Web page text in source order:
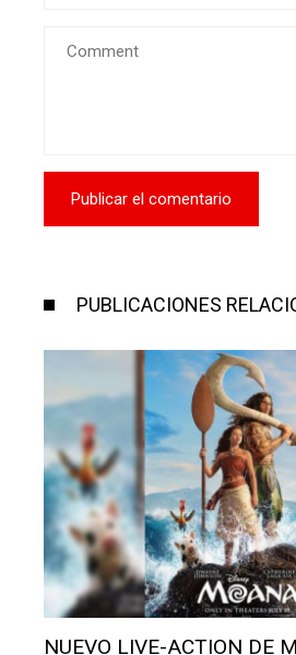
PUBLICACIONES
NUEVO LIVE-ACTION DE